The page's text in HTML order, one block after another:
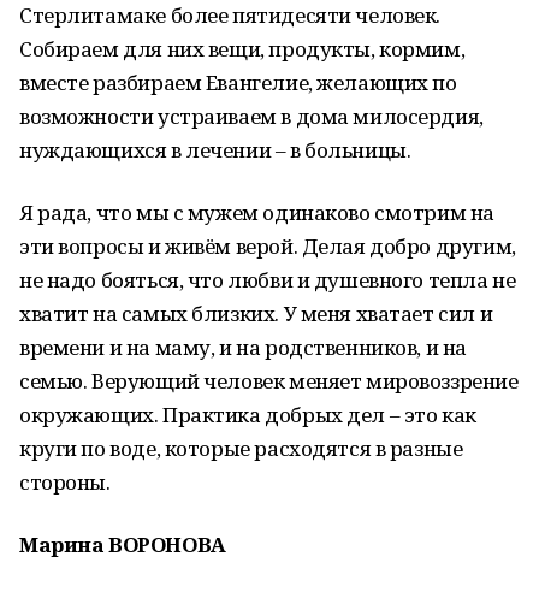
Стерлитамаке более пятидесяти человек.
Собираем для них вещи, продукты, кормим,
вместе разбираем Евангелие, желающих по
возможности устраиваем в дома милосердия,
нуждающихся в лечении – в больницы.
Я рада, что мы с мужем одинаково смотрим на
эти вопросы и живём верой. Делая добро другим,
не надо бояться, что любви и душевного тепла не
хватит на самых близких. У меня хватает сил и
времени и на маму, и на родственников, и на
семью. Верующий человек меняет мировоззрение
окружающих. Практика добрых дел – это как
круги по воде, которые расходятся в разные
стороны.
Марина ВОРОНОВА